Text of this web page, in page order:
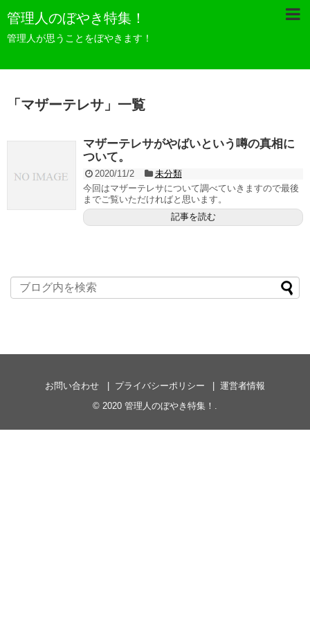
管理人のぼやき特集！
管理人が思うことをぼやきます！
「 マザーテレサ 」 一覧
マザーテレサがやばいという噂の真相に
ついて。
2020/11/2
未分類
今回はマザーテレサについて調べていきますので最後
までご覧いただければと思います。
記事を読む
お問い合わせ プライバシーポリシー
運営者情報
© 2020 管理人のぼやき特集！ .